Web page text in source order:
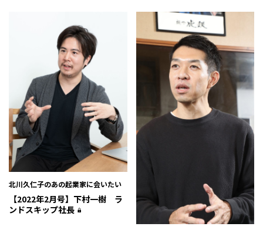
北川久仁子のあの起業家に会いたい
【2022年2月号】下村一樹 ラ
ンドスキップ社長